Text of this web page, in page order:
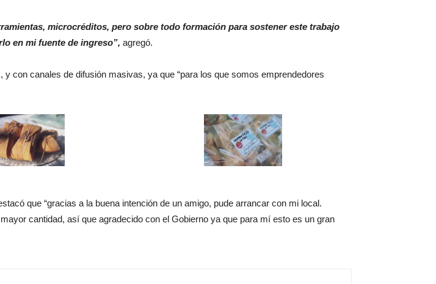
microcréditos, pero sobre todo formación para sostener este trabajo
en mi fuente de ingreso”, agregó.
con canales de difusión masivas, ya que “para los que somos emprendedores
que “gracias a la buena intención de un amigo, pude arrancar con mi local.
cantidad, así que agradecido con el Gobierno ya que para mí esto es un gran